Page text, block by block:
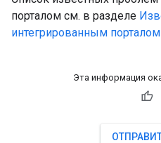
порталом см. в разделе
интегрированным порталом
Эта информация